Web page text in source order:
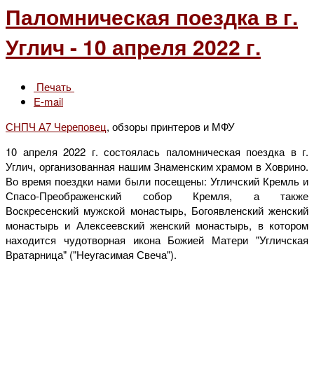
Паломническая поездка в г.
Углич - 10 апреля 2022 г.
Печать
E-mail
СНПЧ А7 Череповец, обзоры принтеров и МФУ
10 апреля 2022 г. состоялась паломническая поездка в г.
Углич, организованная нашим Знаменским храмом в Ховрино.
Во время поездки нами были посещены: Угличский Кремль и
Спасо-Преображенский собор Кремля, а также
Воскресенский мужской монастырь, Богоявленский женский
монастырь и Алексеевский женский монастырь, в котором
находится чудотворная икона Божией Матери "Угличская
Вратарница" ("Неугасимая Свеча").